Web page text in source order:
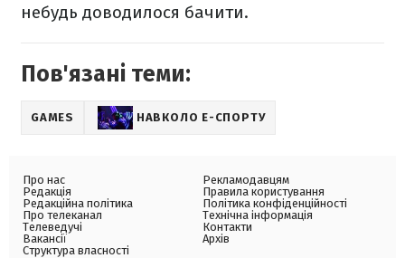
небудь доводилося бачити.
Пов'язані теми:
GAMES НАВКОЛО Е-СПОРТУ
Про нас
Редакція
Редакційна політика
Про телеканал
Телеведучі
Вакансії
Структура власності
Рекламодавцям
Правила користування
Політика конфіденційності
Технічна інформація
Контакти
Архів